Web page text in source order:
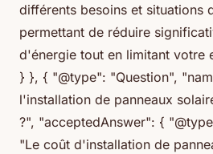
différents besoins et situations
permettant de réduire
d'énergie tout en limitant votre
} }, { "@type": "Question",
l'installation de panneaux
?", "acceptedAnswer": {
"Le coût d'installation de